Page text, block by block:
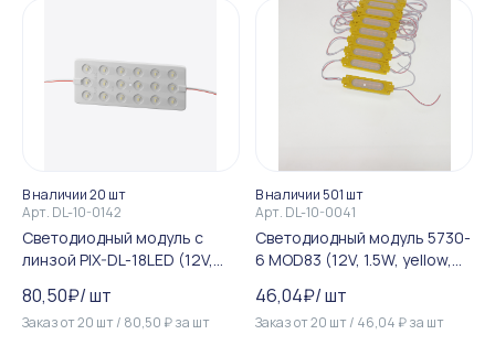
В наличии 20 шт
Арт. DL-10-0142
Светодиодный модуль c
линзой PIX-DL-18LED (12V,
80,50₽/шт
Заказ от20 шт/ 80,50 ₽за шт
В наличии 501 шт
Арт. DL-10-0041
Светодиодный модуль 5730-
6 MOD83 (12V, 1.5W, yellow,
46,04₽/шт
Заказ от20 шт/ 46,04 ₽за шт